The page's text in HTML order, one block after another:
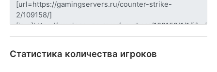
Статистика количества игроков